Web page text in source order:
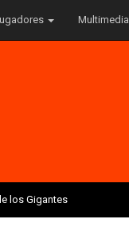
Multimedia
los Gigantes